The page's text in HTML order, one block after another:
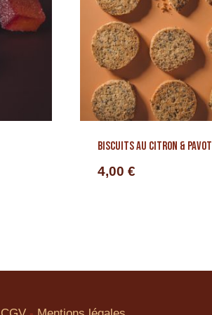
Biscuits au citron & pavot
4,00 €